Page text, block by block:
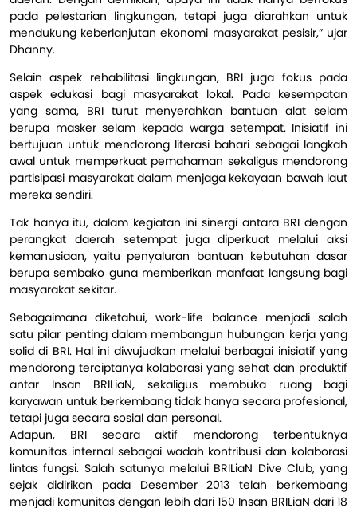
pada pelestarian lingkungan, tetapi juga diarahkan untuk
mendukung keberlanjutan ekonomi masyarakat pesisir,” ujar
Dhanny.
Selain aspek rehabilitasi lingkungan, BRI juga fokus pada
aspek edukasi bagi masyarakat lokal. Pada kesempatan
yang sama, BRI turut menyerahkan bantuan alat selam
berupa masker selam kepada warga setempat. Inisiatif ini
bertujuan untuk mendorong literasi bahari sebagai langkah
awal untuk memperkuat pemahaman sekaligus mendorong
partisipasi masyarakat dalam menjaga kekayaan bawah laut
mereka sendiri.
Tak hanya itu, dalam kegiatan ini sinergi antara BRI dengan
perangkat daerah setempat juga diperkuat melalui aksi
kemanusiaan, yaitu penyaluran bantuan kebutuhan dasar
berupa sembako guna memberikan manfaat langsung bagi
masyarakat sekitar.
Sebagaimana diketahui, work-life balance menjadi salah
satu pilar penting dalam membangun hubungan kerja yang
solid di BRI. Hal ini diwujudkan melalui berbagai inisiatif yang
mendorong terciptanya kolaborasi yang sehat dan produktif
antar Insan BRILiaN, sekaligus membuka ruang bagi
karyawan untuk berkembang tidak hanya secara profesional,
tetapi juga secara sosial dan personal.
Adapun, BRI secara aktif mendorong terbentuknya
komunitas internal sebagai wadah kontribusi dan kolaborasi
lintas fungsi. Salah satunya melalui BRILiaN Dive Club, yang
sejak didirikan pada Desember 2013 telah berkembang
menjadi komunitas dengan lebih dari 150 Insan BRILiaN dari 18